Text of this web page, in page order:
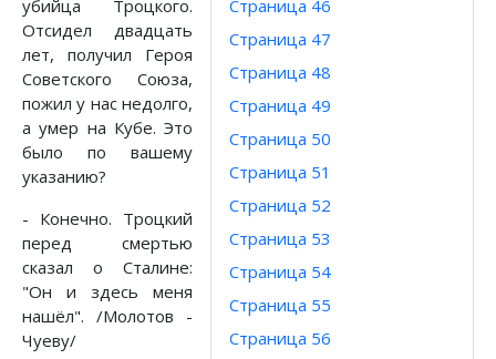
Страница 46
Страница 47
Страница 48
Страница 49
Страница 50
Страница 51
Страница 52
Страница 53
Страница 54
Страница 55
Страница 56
убийца Троцкого.
Отсидел двадцать
лет, получил Героя
Советского Союза,
пожил у нас недолго,
а умер на Кубе. Это
было по вашему
указанию?
- Конечно. Троцкий
перед смертью
сказал о Сталине:
"Он и здесь меня
нашёл". /Молотов -
Чуеву/